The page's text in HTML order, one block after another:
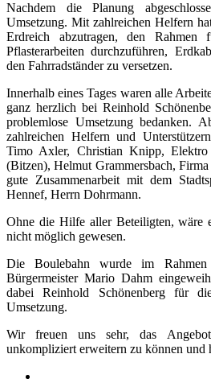
Nachdem die Planung
Umsetzung. Mit zahlreichen Helfern
Erdreich abzutragen, den Rahmen
Pflasterarbeiten durchzuführen,
den Fahrradständer zu versetzen.
Innerhalb eines Tages waren alle
ganz herzlich bei Reinhold
problemlose Umsetzung bedanken.
zahlreichen Helfern und
Timo Axler, Christian Knipp,
(Bitzen), Helmut Grammersbach,
gute Zusammenarbeit mit dem
Hennef, Herrn Dohrmann.
Ohne die Hilfe aller Beteiligten, wäre
nicht möglich gewesen.
Die Boulebahn wurde im Rahmen
Bürgermeister Mario Dahm
dabei Reinhold Schönenberg für
Umsetzung.
Wir freuen uns sehr, das
unkompliziert erweitern zu können und